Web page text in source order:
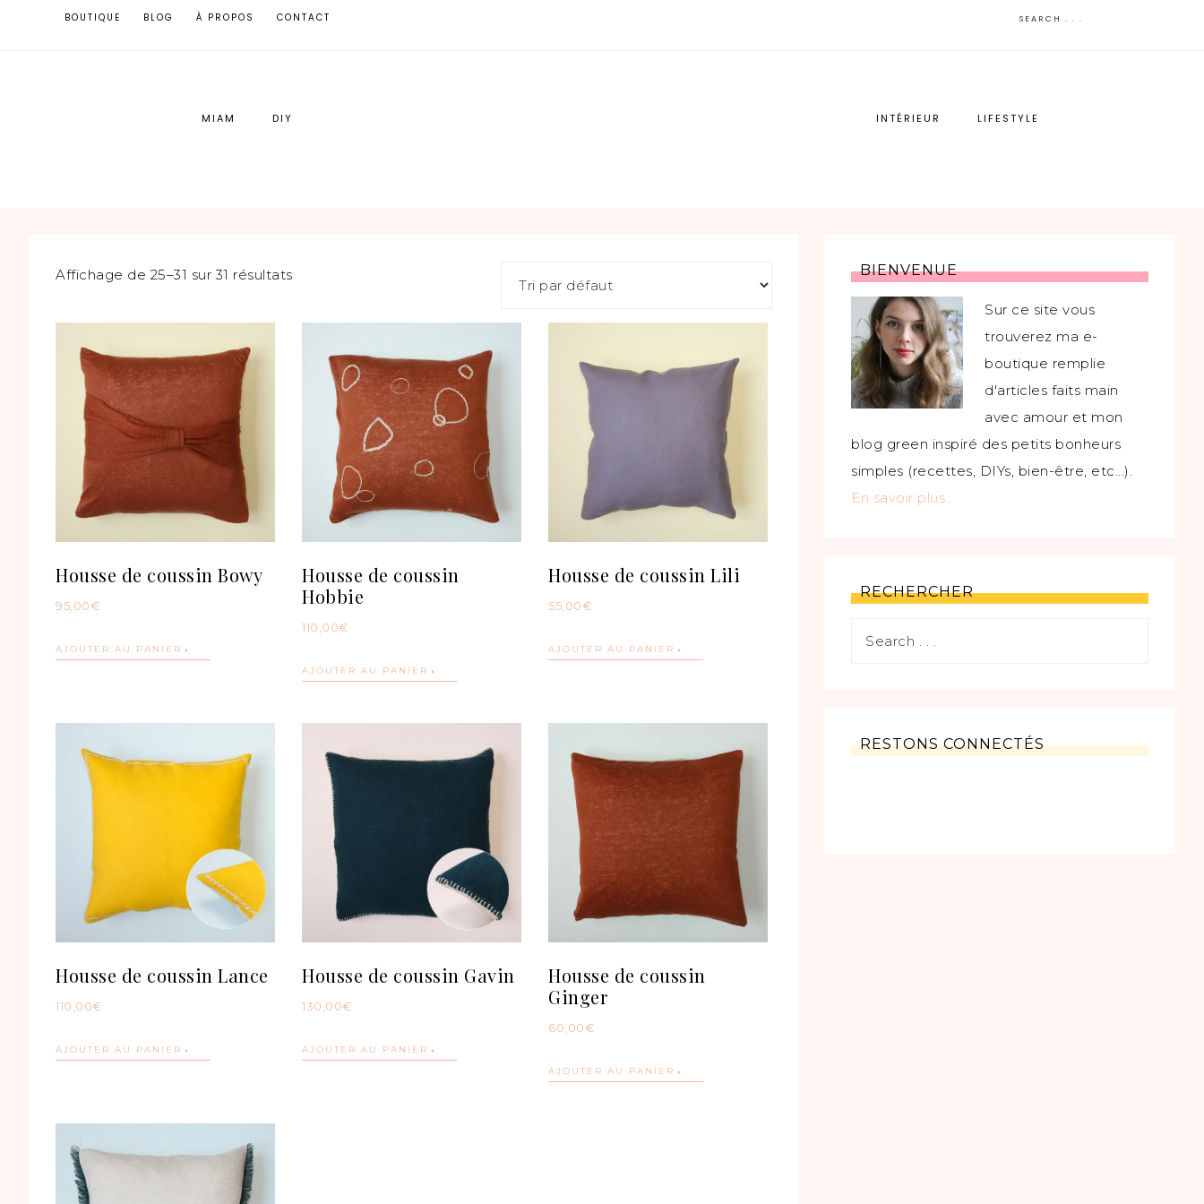
BOUTIQUE BLOG À PROPOS CONTACT
MIAM DIY INTÉRIEUR LIFESTYLE
Affichage de 25–31 sur 31 résultats
Housse de coussin Bowy
95,00 €
AJOUTER AU PANIER
Housse de coussin
Hobbie
110,00€
AJOUTER AU PANIER
Housse de coussin Lili
55,00 €
AJOUTER AU PANIER
Housse de coussin Lance
110,00€
AJOUTER AU PANIER
Housse de coussin Gavin
130,00€
AJOUTER AU PANIER
Housse de coussin
Ginger
60,00 €
AJOUTER AU PANIER
BIENVENUE
Sur ce site vous
trouverez ma e-
boutique remplie
d'articles faits main
avec amour et mon
blog green inspiré des petits bonheurs
simples (recettes, DIYs, bien-être, etc...).
En savoir plus…
RECHERCHER
RESTONS CONNECTÉS